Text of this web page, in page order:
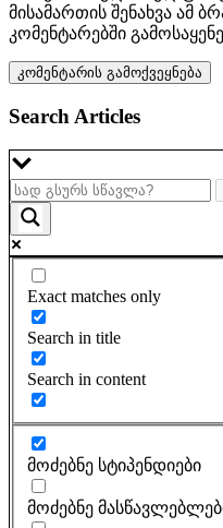
მისამართის შენახვა ამ
კომენტარებში
Search Articles
Exact matches only
Search in title
Search in content
მოძებნე სტიპენდიები
მოძებნე